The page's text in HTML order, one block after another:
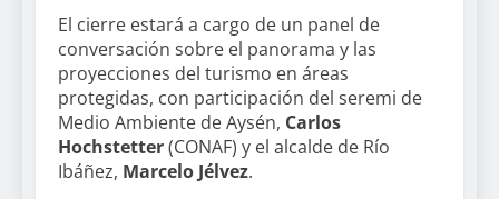
El cierre estará a cargo de un panel de
conversación sobre el panorama y las
proyecciones del turismo en áreas
protegidas, con participación del seremi de
Medio Ambiente de Aysén, Carlos
Hochstetter(CONAF) y el alcalde de Río
Ibáñez, Marcelo Jélvez.